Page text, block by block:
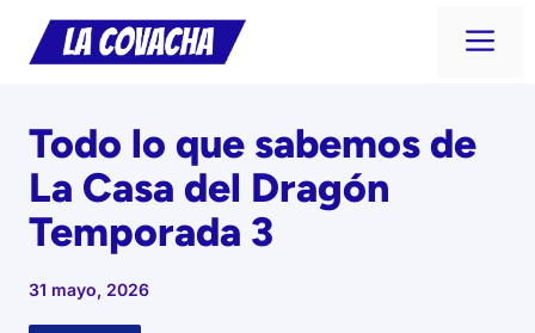
Saltar
Todo lo que sabemos de
La Casa del Dragón
Temporada 3
31 mayo, 2026